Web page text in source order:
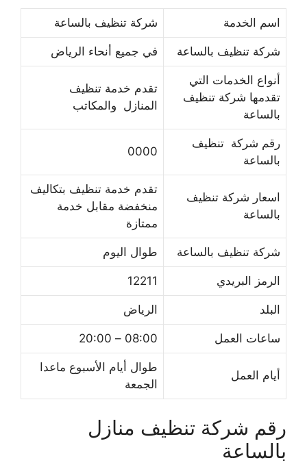
اسم الخدمة شركة تنظيف بالساعة
شركة تنظيف بالساعة في جميع أنحاء الرياض
أنواع الخدمات التي
تقدمها شركة تنظيف
بالساعة
تقدم خدمة تنظيف
المنازل والمكاتب
رقم شركة تنظيف
بالساعة
0000
اسعار شركة تنظيف
بالساعة
تقدم خدمة تنظيف بتكاليف
منخفضة مقابل خدمة
ممتازة
شركة تنظيف بالساعة طوال اليوم
الرمز البريدي 12211
البلد الرياض
ساعات العمل 08:00 – 20:00
أيام العمل
طوال أيام الأسبوع ماعدا
الجمعة
رقم شركة تنظيف منازل
بالساعة